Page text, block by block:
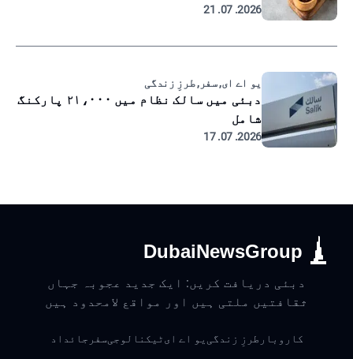
2026. 07. 21
یو اے ای, سفر, طرزِ زندگی
دبئی میں سالک نظام میں ۲۱،۰۰۰ پارکنگ
شامل
2026. 07. 17
DubaiNewsGroup
دبئی دریافت کریں: ایک جدید عجوبہ جہاں
ثقافتیں ملتی ہیں اور مواقع لامحدود ہیں
کاروبار طرزِ زندگی یو اے ایٹیکنالوجیسفر جائداد